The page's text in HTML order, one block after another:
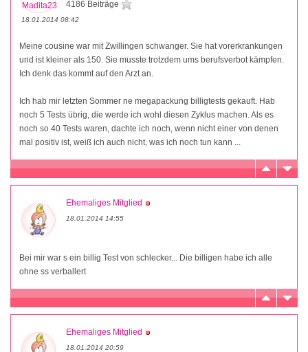
4186 Beiträge
18.01.2014 08:42
Meine cousine war mit Zwillingen schwanger. Sie hat vorerkrankungen
und ist kleiner als 150. Sie musste trotzdem ums berufsverbot kämpfen.
Ich denk das kommt auf den Arzt an.
Ich hab mir letzten Sommer ne megapackung billigtests gekauft. Hab
noch 5 Tests übrig, die werde ich wohl diesen Zyklus machen. Als es
noch so 40 Tests waren, dachte ich noch, wenn nicht einer von denen
mal positiv ist, weiß ich auch nicht, was ich noch tun kann ...
Ehemaliges Mitglied
18.01.2014 14:55
Bei mir war s ein billig Test von schlecker... Die billigen habe ich alle
ohne ss verballert
Ehemaliges Mitglied
18.01.2014 20:59